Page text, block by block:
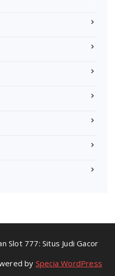
Slot 777: Situs Judi Gacor
by Specia WordPress